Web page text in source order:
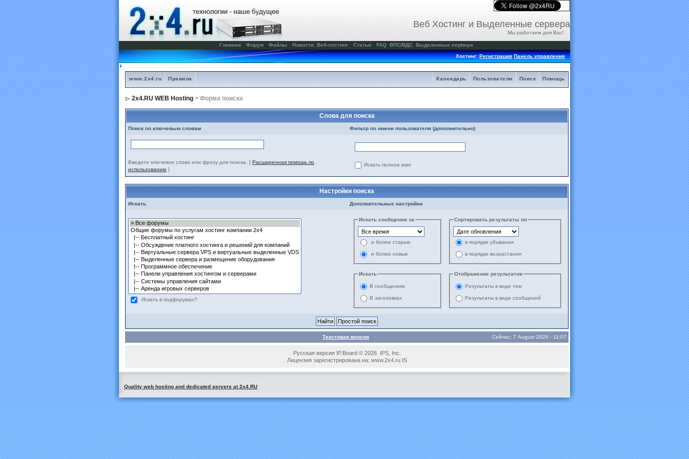
Веб Хостинг и Выделенные сервера
Мы работаем для Вас!
Главная Форум Файлы Новости Веб-хостинг Статьи FAQ ВПС/ВДС Выделенные сервера
Хостинг:Регистрация Панель управления
www.2x4.ru Правила Помощь
Поиск
Пользователи
Календарь
2x4.RU WEB Hosting > Форма поиска
Слова для поиска
Поиск по ключевым словам Фильтр по имени пользователя (дополнительно)
Введите ключевое слово или фразу для поиска. [ Расширенная помощь по
использованию ]
Искать полное имя
Настройки поиска
Искать Дополнительные настройки
Искать в подфорумах?
Искать сообщения за
и более старые
и более новые
Сортировать результаты по
в порядке убывания
в порядке возрастания
Искать
В сообщениях
В заголовках
Отображение результатов
Результаты в виде тем
Результаты в виде сообщений
Текстовая версия Сейчас: 7 August 2026 - 11:07
Русская версия IP.Board © 2026 IPS, Inc.
Лицензия зарегистрирована на: www.2x4.ru IS
Quality web hosting and dedicated servers at 2x4.RU